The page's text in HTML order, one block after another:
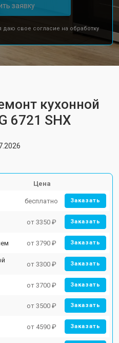
заявку
даю свое согласие на обработку
кухонной
6721 SHX
Цена
бесплатно Заказать
от 3350 ₽ Заказать
от 3790 ₽ Заказать
от 3300 ₽ Заказать
от 3700 ₽ Заказать
от 3500 ₽ Заказать
от 4590 ₽ Заказать